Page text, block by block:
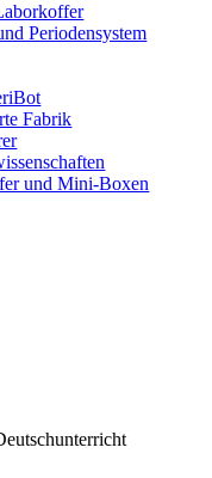
Periodensystem
Fabrik
und Mini-Boxen